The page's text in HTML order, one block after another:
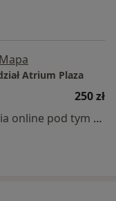
Mapa
Atrium Plaza
250 zł
Specjalista nie oferuje umawiania online pod tym adresem.